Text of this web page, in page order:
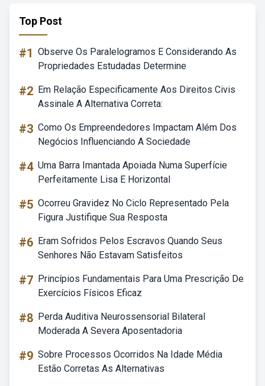
Top Post
#1 Observe Os Paralelogramos E Considerando As
Propriedades Estudadas Determine
#2 Em Relação Especificamente Aos Direitos Civis
Assinale A Alternativa Correta:
#3 Como Os Empreendedores Impactam Além Dos
Negócios Influenciando A Sociedade
#4 Uma Barra Imantada Apoiada Numa Superfície
Perfeitamente Lisa E Horizontal
#5 Ocorreu Gravidez No Ciclo Representado Pela
Figura Justifique Sua Resposta
#6 Eram Sofridos Pelos Escravos Quando Seus
Senhores Não Estavam Satisfeitos
#7 Princípios Fundamentais Para Uma Prescrição De
Exercícios Físicos Eficaz
#8 Perda Auditiva Neurossensorial Bilateral
Moderada A Severa Aposentadoria
#9 Sobre Processos Ocorridos Na Idade Média
Estão Corretas As Alternativas